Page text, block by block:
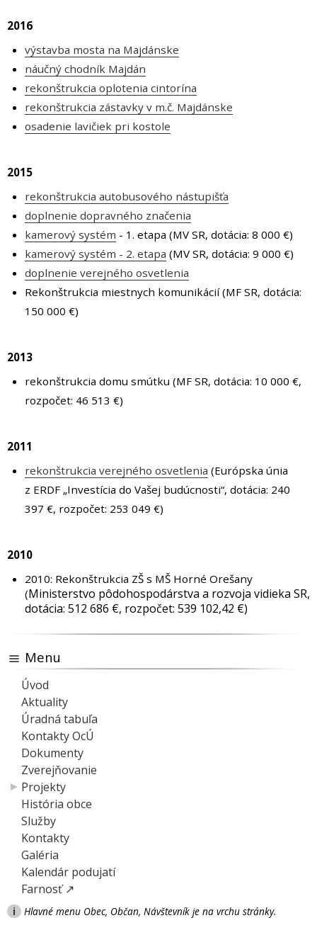
2016
výstavba mosta na Majdánske
náučný chodník Majdán
rekonštrukcia oplotenia cintorína
rekonštrukcia zástavky v m.č. Majdánske
osadenie lavičiek pri kostole
2015
rekonštrukcia autobusového nástupišťa
doplnenie dopravného značenia
kamerový systém - 1. etapa (MV SR, dotácia: 8 000 €)
kamerový systém - 2. etapa (MV SR, dotácia: 9 000 €)
doplnenie verejného osvetlenia
Rekonštrukcia miestnych komunikácií (MF SR, dotácia:
150 000 €)
2013
rekonštrukcia domu smútku (MF SR, dotácia: 10 000 €,
rozpočet: 46 513 €)
2011
rekonštrukcia verejného osvetlenia (Európska únia
z ERDF „Investícia do Vašej budúcnosti“, dotácia: 240
397 €, rozpočet: 253 049 €)
2010
2010: Rekonštrukcia ZŠ s MŠ Horné Orešany
(Ministerstvo pôdohospodárstva a rozvoja vidieka SR,
dotácia: 512 686 €, rozpočet: 539 102,42 €)
Menu
Úvod
Aktuality
Úradná tabuľa
Kontakty OcÚ
Dokumenty
Zverejňovanie
Projekty
História obce
Služby
Kontakty
Galéria
Kalendár podujatí
Farnosť ↗
i Hlavné menu Obec, Občan, Návštevník je na vrchu stránky.